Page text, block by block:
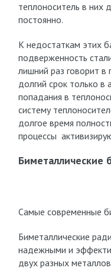
теплоноситель в них
постоянно.
К недостаткам этих
подверженность
лишний раз говорит в
долгий срок только в
попадания в
систему
долгое время
процессы
Биметаллические
Самые современные
Биметаллические
надежными и
двух разных